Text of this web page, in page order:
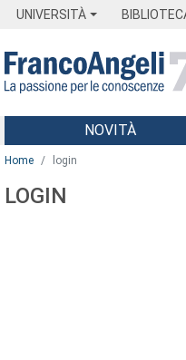
UNIVERSITÀ
Menu
NOVITÀ
Home login
LOGIN